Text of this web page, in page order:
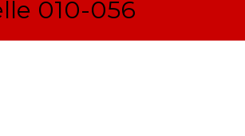
010-056